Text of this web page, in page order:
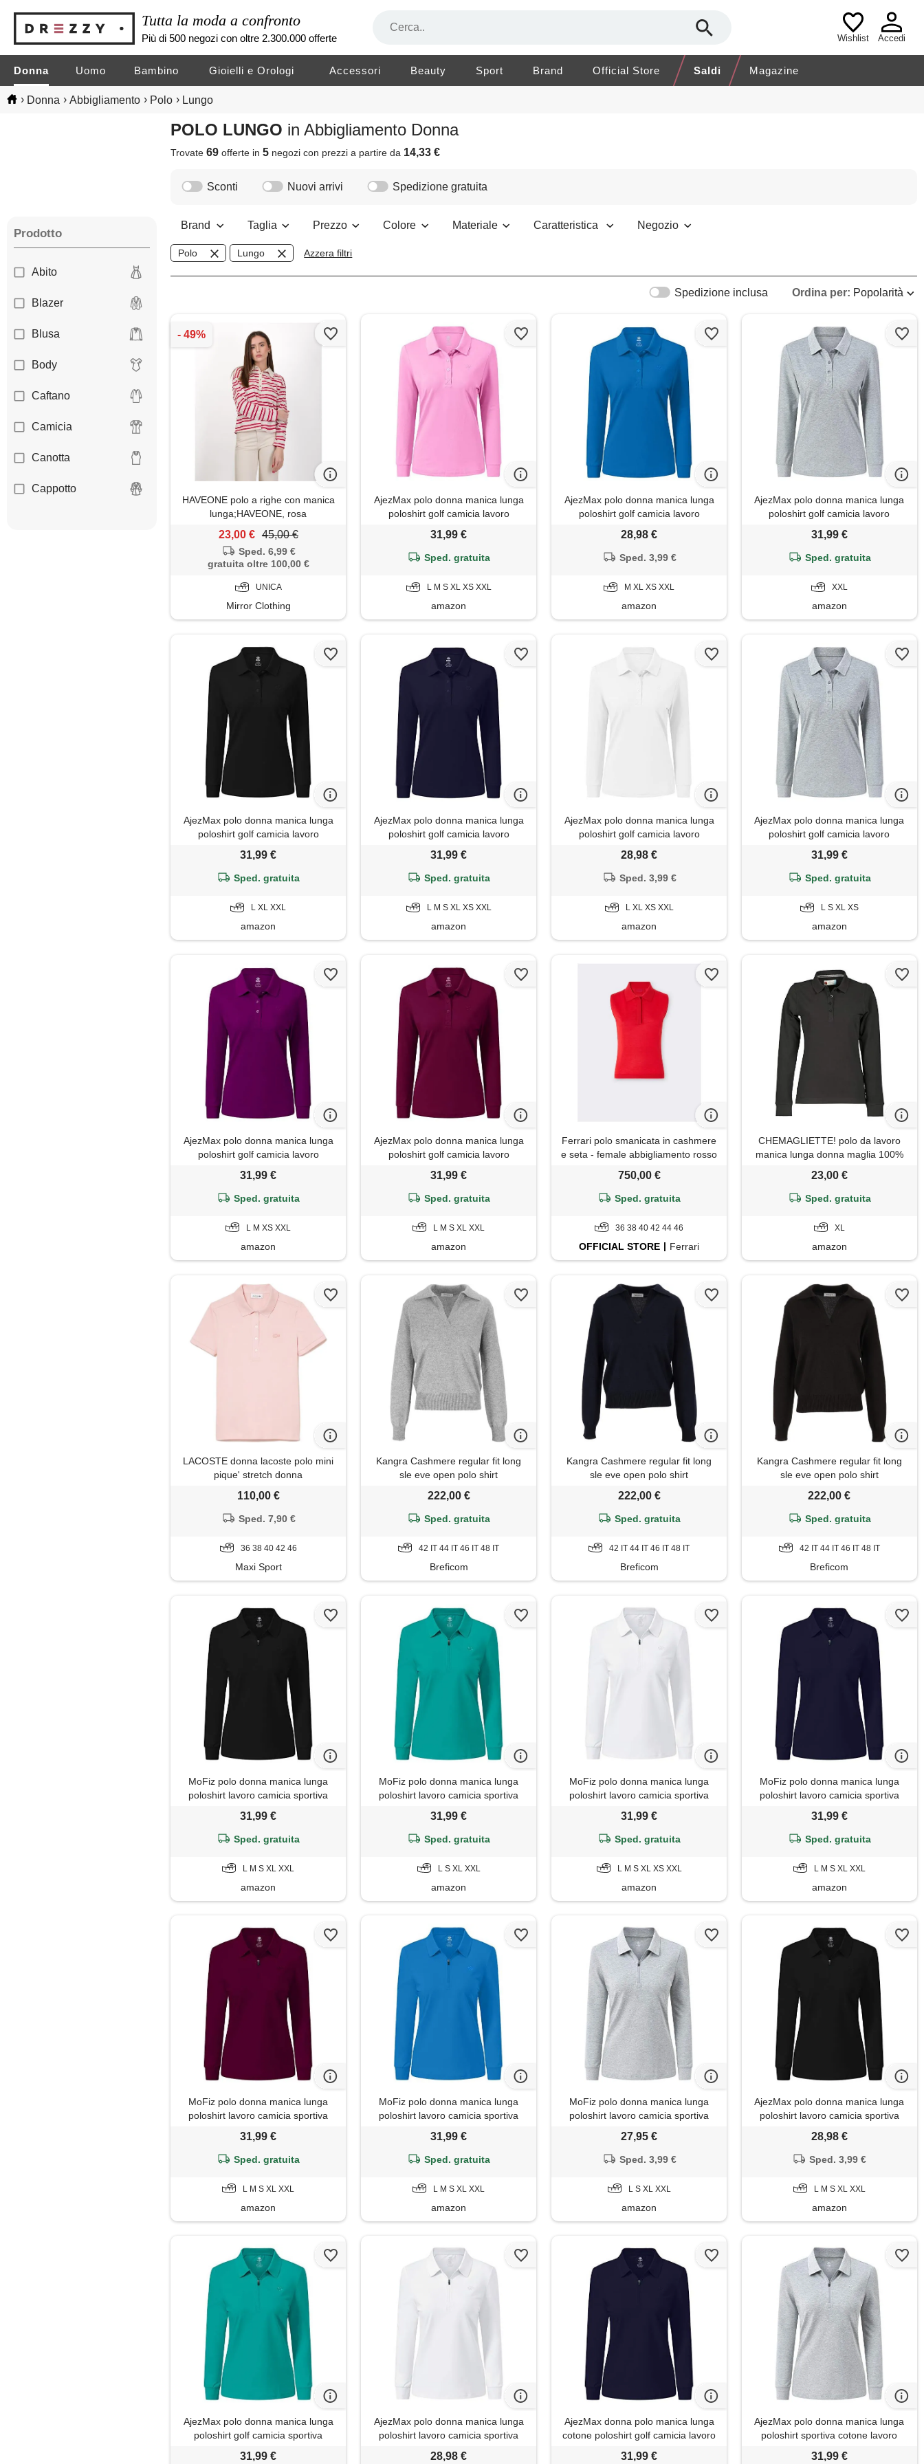
Tutta la moda a confronto
Più di 500 negozi con oltre 2.300.000 offerte Wishlist Accedi
Donna Uomo Bambino Gioielli e Orologi Accessori Beauty Sport Brand Official Store Saldi Magazine
› Donna › Abbigliamento › Polo › Lungo
POLO LUNGO in Abbigliamento Donna
Trovate69 offerte in5 negozicon prezzi a partire da 14,33 €
Prodotto
Abito
Blazer
Blusa
Body
Caftano
Camicia
Canotta
Cappotto
Sconti Nuovi arrivi Spedizione gratuita
Brand Taglia Prezzo Colore Materiale Caratteristica Negozio
Polo Lungo Azzera filtri
Ordina per: Popolarità
Spedizione inclusa
HAVEONE polo a righe con manica
lunga;HAVEONE, rosa
23,00 € 45,00 €
Sped. 6,99 €
gratuita oltre 100,00 €
UNICA
Mirror Clothing
AjezMax polo donna manica lunga
poloshirt golf camicia lavoro
sportiva autunno inverno top rosa l
31,99 €
Sped. gratuita
L M S XL XS XXL
amazon
AjezMax polo donna manica lunga
poloshirt golf camicia lavoro
sportiva autunno inverno top blu xxl
28,98 €
Sped. 3,99 €
M XL XS XXL
amazon
AjezMax polo donna manica lunga
poloshirt golf camicia lavoro
sportiva autunno inverno top grigio
floreale xxl
31,99 €
Sped. gratuita
XXL
amazon
AjezMax polo donna manica lunga
poloshirt golf camicia lavoro
sportiva autunno inverno top nero
xxl
31,99 €
Sped. gratuita
L XL XXL
amazon
AjezMax polo donna manica lunga
poloshirt golf camicia lavoro
sportiva autunno inverno top blu
gioiello s
31,99 €
Sped. gratuita
L M S XL XS XXL
amazon
AjezMax polo donna manica lunga
poloshirt golf camicia lavoro
sportiva autunno inverno top bianco
xl
28,98 €
Sped. 3,99 €
L XL XS XXL
amazon
AjezMax polo donna manica lunga
poloshirt golf camicia lavoro
sportiva autunno inverno top grigio
floreale xl
31,99 €
Sped. gratuita
L S XL XS
amazon
AjezMax polo donna manica lunga
poloshirt golf camicia lavoro
scuro m
31,99 €
Sped. gratuita
L M XS XXL
amazon
AjezMax polo donna manica lunga
poloshirt golf camicia lavoro
vino xxl
31,99 €
Sped. gratuita
L M S XL XXL
amazon
Ferrari polo smanicata in cashmere
e seta - female abbigliamento rosso
750,00 €
Sped. gratuita
36 38 40 42 44 46
OFFICIAL STORE Ferrari
CHEMAGLIETTE! polo da lavoro
manica lunga donna maglia 100%
23,00 €
Sped. gratuita
XL
amazon
LACOSTE donna lacoste polo mini
pique' stretch donna
110,00 €
Sped. 7,90 €
36 38 40 42 46
Maxi Sport
Kangra Cashmere regular fit long
sle eve open polo shirt
222,00 €
Sped. gratuita
42 IT 44 IT 46 IT 48 IT
Breficom
Kangra Cashmere regular fit long
sle eve open polo shirt
222,00 €
Sped. gratuita
42 IT 44 IT 46 IT 48 IT
Breficom
Kangra Cashmere regular fit long
sle eve open polo shirt
222,00 €
Sped. gratuita
42 IT 44 IT 46 IT 48 IT
Breficom
MoFiz polo donna manica lunga
poloshirt lavoro camicia sportiva
31,99 €
Sped. gratuita
L M S XL XXL
amazon
MoFiz polo donna manica lunga
poloshirt lavoro camicia sportiva
31,99 €
Sped. gratuita
L S XL XXL
amazon
MoFiz polo donna manica lunga
poloshirt lavoro camicia sportiva
31,99 €
Sped. gratuita
L M S XL XS XXL
amazon
MoFiz polo donna manica lunga
poloshirt lavoro camicia sportiva
31,99 €
Sped. gratuita
L M S XL XXL
amazon
MoFiz polo donna manica lunga
poloshirt lavoro camicia sportiva
31,99 €
Sped. gratuita
L M S XL XXL
amazon
MoFiz polo donna manica lunga
poloshirt lavoro camicia sportiva
31,99 €
Sped. gratuita
L M S XL XXL
amazon
MoFiz polo donna manica lunga
poloshirt lavoro camicia sportiva
27,95 €
Sped. 3,99 €
L S XL XXL
amazon
AjezMax polo donna manica lunga
poloshirt lavoro camicia sportiva
28,98 €
Sped. 3,99 €
L M S XL XXL
amazon
AjezMax polo donna manica lunga
poloshirt golf camicia sportiva
inverno top con zip verde s
31,99 €
AjezMax polo donna manica lunga
poloshirt lavoro camicia sportiva
golf top con zip bianco xl
28,98 €
AjezMax donna polo manica lunga
cotone poloshirt golf camicia lavoro
sportiva autunno inverno top blu
31,99 €
AjezMax polo donna manica lunga
poloshirt sportiva cotone lavoro
camicia golf top con cerniera grigio
31,99 €